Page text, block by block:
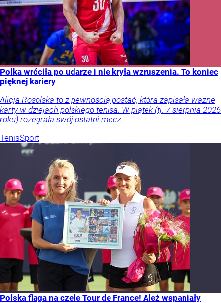
Polka wróciła po udarze i nie kryła wzruszenia. To koniec
pięknej kariery
Alicja Rosolska to z pewnością postać, która zapisała ważne
karty w dziejach polskiego tenisa. W piątek (tj. 7 sierpnia 2026
roku) rozegrała swój ostatni mecz.
TenisSport
Polska flaga na czele Tour de France! Ależ wspaniały